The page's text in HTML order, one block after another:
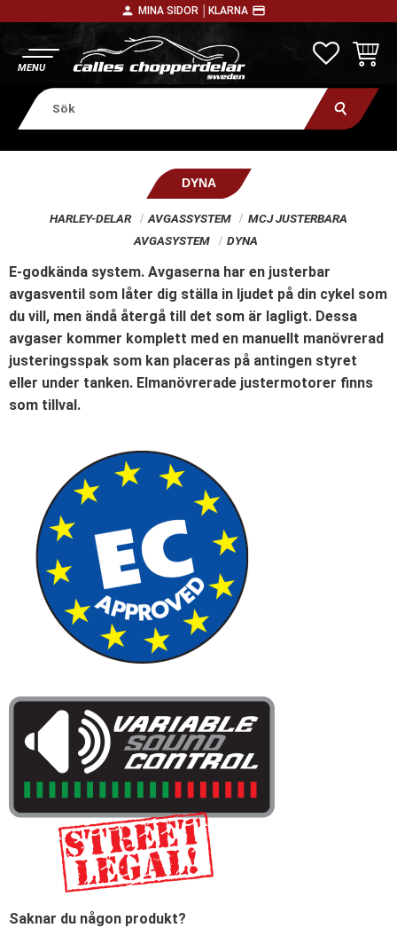
person MINA SIDOR │ KLARNA payment
DYNA
HARLEY-DELAR AVGASSYSTEM
MCJ JUSTERBARA
AVGASYSTEM
DYNA
E-godkända system. Avgaserna har en justerbar
avgasventil som låter dig ställa in ljudet på din cykel som
du vill, men ändå återgå till det som är lagligt. Dessa
avgaser kommer komplett med en manuellt manövrerad
justeringsspak som kan placeras på antingen styret
eller under tanken. Elmanövrerade justermotorer finns
som tillval.
Saknar du någon produkt?